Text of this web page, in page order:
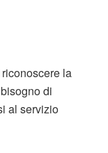
la
di
al servizio